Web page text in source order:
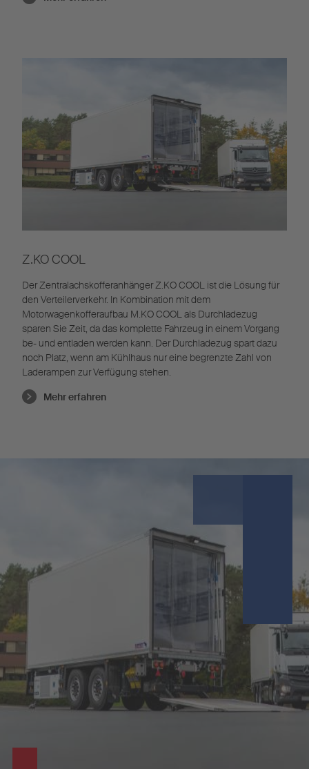
Z.KO COOL
Der Zentralachskofferanhänger Z.KO COOL ist die Lösung für
den Verteilerverkehr. In Kombination mit dem
Motorwagenkofferaufbau M.KO COOL als Durchladezug
sparen Sie Zeit, da das komplette Fahrzeug in einem Vorgang
be- und entladen werden kann. Der Durchladezug spart dazu
noch Platz, wenn am Kühlhaus nur eine begrenzte Zahl von
Laderampen zur Verfügung stehen.
Mehr erfahren